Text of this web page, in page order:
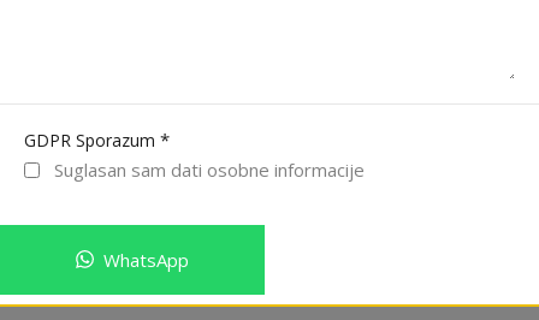
GDPR Sporazum *
Suglasan sam dati osobne informacije
WhatsApp